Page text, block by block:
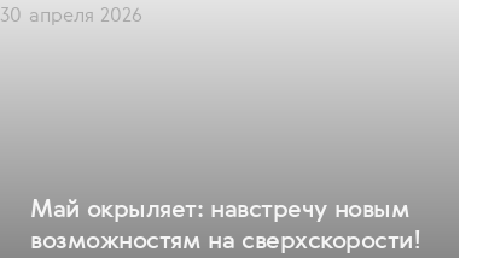
Май окрыляет: навстречу новым
возможностям на сверхскорости!
30 апреля 2026